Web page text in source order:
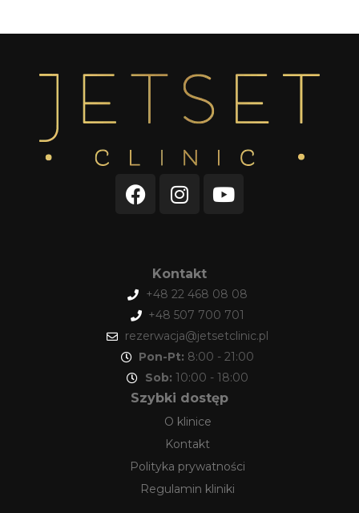
Kontakt
+48 22 468 08 08
+48 507 700 701
rezerwacja@jetsetclinic.pl
Pon-Pt: 8:00 - 21:00
Sob: 10:00 - 18:00
Szybki dostęp
O klinice
Kontakt
Polityka prywatności
Regulamin kliniki